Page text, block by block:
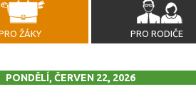
ŽÁKY PRO RODIČE
PONDĚLÍ, ČERVEN 22, 2026